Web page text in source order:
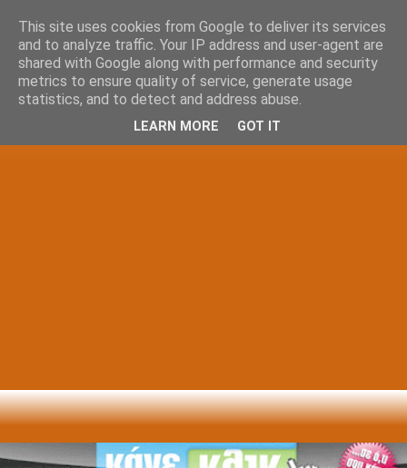
This site uses cookies from Google to deliver its services
and to analyze traffic. Your IP address and user-agent are
shared with Google along with performance and security
metrics to ensure quality of service, generate usage
statistics, and to detect and address abuse.
LEARN MORE GOT IT